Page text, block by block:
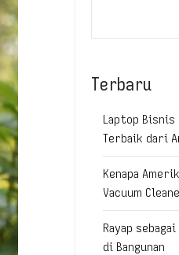
Terbaru
Laptop Bisnis
Terbaik dari
Kenapa
Vacuum
Rayap sebagai
di Bangunan